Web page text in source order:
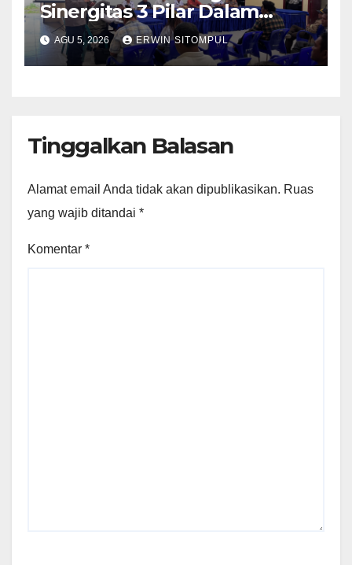
Sinergitas 3 Pilar Dalam
Pelatihan Pencengahan dan
Mitigasi Bencana Tahun 2026
AGU 5, 2026 ERWIN SITOMPUL
Tinggalkan Balasan
Alamat email Anda tidak akan dipublikasikan. Ruas
yang wajib ditandai *
Komentar *